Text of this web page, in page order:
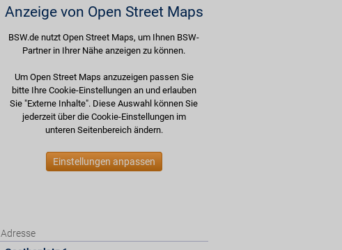
Anzeige von Open Street Maps
BSW.de nutzt Open Street Maps, um Ihnen BSW-
Partner in Ihrer Nähe anzeigen zu können.
Um Open Street Maps anzuzeigen passen Sie
bitte Ihre Cookie-Einstellungen an und erlauben
Sie "Externe Inhalte". Diese Auswahl können Sie
jederzeit über die Cookie-Einstellungen im
unteren Seitenbereich ändern.
Einstellungen anpassen
Adresse